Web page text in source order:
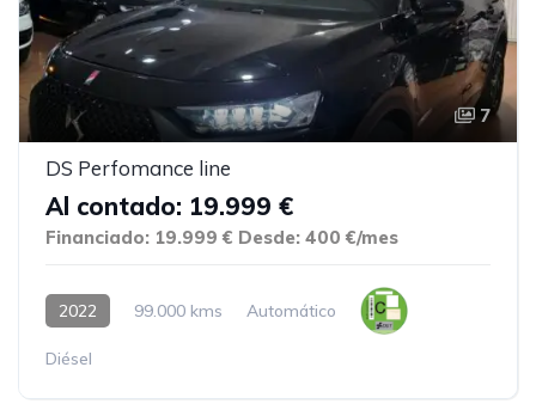
7
DS Perfomance line
Al contado: 19.999 €
Financiado: 19.999 € Desde: 400 €/mes
2022 99.000 kms Automático
Diésel